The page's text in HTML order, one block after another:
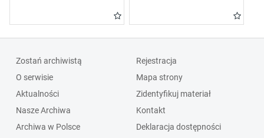
Zostań archiwistą
O serwisie
Aktualności
Nasze Archiwa
Archiwa w Polsce
Rejestracja
Mapa strony
Zidentyfikuj materiał
Kontakt
Deklaracja dostępności